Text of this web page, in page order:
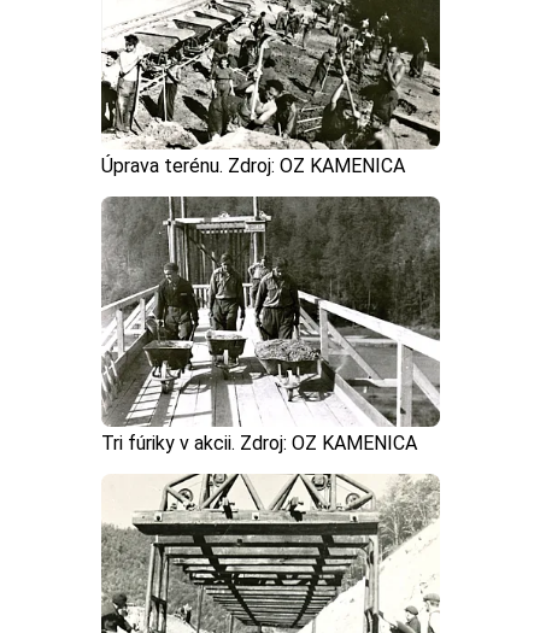
Úprava terénu. Zdroj: OZ KAMENICA
Tri fúriky v akcii. Zdroj: OZ KAMENICA